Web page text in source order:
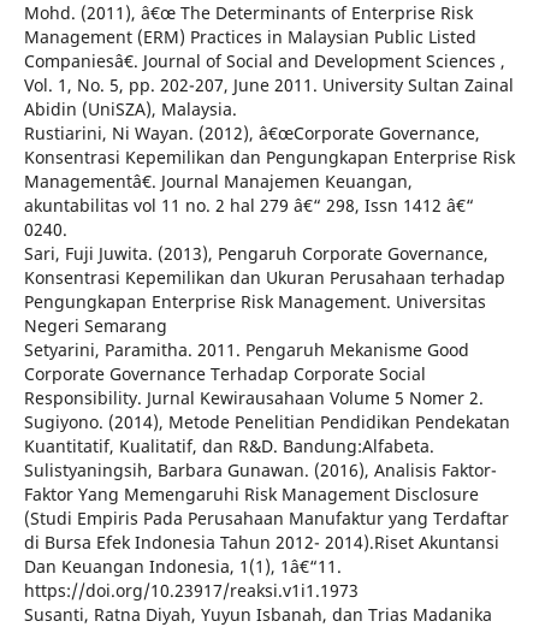
Mohd. (2011), â€œ The Determinants of Enterprise Risk
Management (ERM) Practices in Malaysian Public Listed
Companiesâ€. Journal of Social and Development Sciences ,
Vol. 1, No. 5, pp. 202-207, June 2011. University Sultan Zainal
Abidin (UniSZA), Malaysia.
Rustiarini, Ni Wayan. (2012), â€œCorporate Governance,
Konsentrasi Kepemilikan dan Pengungkapan Enterprise Risk
Managementâ€. Journal Manajemen Keuangan,
akuntabilitas vol 11 no. 2 hal 279 â€“ 298, Issn 1412 â€“
0240.
Sari, Fuji Juwita. (2013), Pengaruh Corporate Governance,
Konsentrasi Kepemilikan dan Ukuran Perusahaan terhadap
Pengungkapan Enterprise Risk Management. Universitas
Negeri Semarang
Setyarini, Paramitha. 2011. Pengaruh Mekanisme Good
Corporate Governance Terhadap Corporate Social
Responsibility. Jurnal Kewirausahaan Volume 5 Nomer 2.
Sugiyono. (2014), Metode Penelitian Pendidikan Pendekatan
Kuantitatif, Kualitatif, dan R&D. Bandung:Alfabeta.
Sulistyaningsih, Barbara Gunawan. (2016), Analisis Faktor-
Faktor Yang Memengaruhi Risk Management Disclosure
(Studi Empiris Pada Perusahaan Manufaktur yang Terdaftar
di Bursa Efek Indonesia Tahun 2012- 2014).Riset Akuntansi
Dan Keuangan Indonesia, 1(1), 1â€“11.
https://doi.org/10.23917/reaksi.v1i1.1973
Susanti, Ratna Diyah, Yuyun Isbanah, dan Trias Madanika